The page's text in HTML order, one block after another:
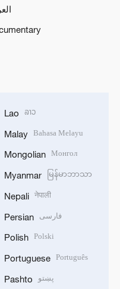
Lao ລາວ
Malay Bahasa Melayu
Mongolian Монгол
Myanmar မြန်မာဘာသာ
Nepali नेपाली
Persian فارسی
Polish Polski
Portuguese Português
Pashto پښتو